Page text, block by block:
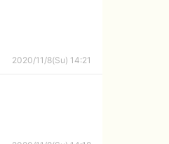
2020/11/8(Su) 14:21